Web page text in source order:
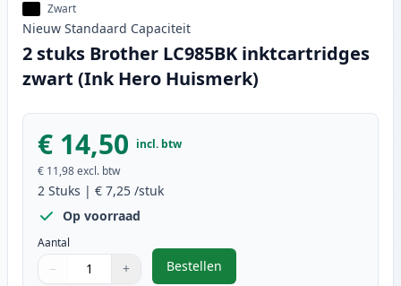
Zwart
Nieuw Standaard Capaciteit
2 stuks Brother LC985BK inktcartridges
zwart (Ink Hero Huismerk)
€ 14,50 incl. btw
€ 11,98excl. btw
2 Stuks | € 7,25 /stuk
Op voorraad
Aantal
Gebruik de knoppen om aan te passen
− +
1
Bestellen
,2 stuks Brother LC985BK